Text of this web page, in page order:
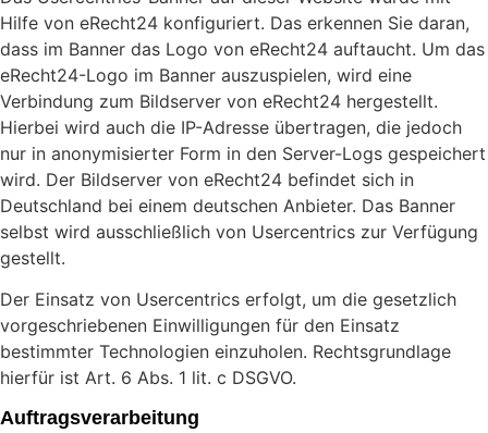
Hilfe von eRecht24 konfiguriert. Das erkennen Sie daran,
dass im Banner das Logo von eRecht24 auftaucht. Um das
eRecht24-Logo im Banner auszuspielen, wird eine
Verbindung zum Bildserver von eRecht24 hergestellt.
Hierbei wird auch die IP-Adresse übertragen, die jedoch
nur in anonymisierter Form in den Server-Logs gespeichert
wird. Der Bildserver von eRecht24 befindet sich in
Deutschland bei einem deutschen Anbieter. Das Banner
selbst wird ausschließlich von Usercentrics zur Verfügung
gestellt.
Der Einsatz von Usercentrics erfolgt, um die gesetzlich
vorgeschriebenen Einwilligungen für den Einsatz
bestimmter Technologien einzuholen. Rechtsgrundlage
hierfür ist Art. 6 Abs. 1 lit. c DSGVO.
Auftragsverarbeitung